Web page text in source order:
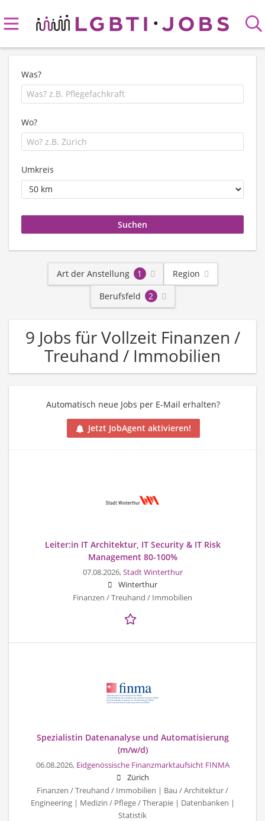
Was?
Wo?
Umkreis
Art der Anstellung 1
Region
Berufsfeld
2
9 Jobs für Vollzeit Finanzen /
Treuhand / Immobilien
Automatisch neue Jobs per E-Mail erhalten?
Jetzt JobAgent aktivieren!
Leiter:in IT Architektur, IT Security & IT Risk
Management 80-100%
07.08.2026,Stadt Winterthur
Winterthur
Finanzen / Treuhand / Immobilien
Spezialistin Datenanalyse und Automatisierung
(m/w/d)
06.08.2026, Eidgenössische Finanzmarktaufsicht FINMA
Zürich
Finanzen / Treuhand / Immobilien | Bau / Architektur /
Engineering | Medizin / Pflege / Therapie | Datenbanken |
Statistik